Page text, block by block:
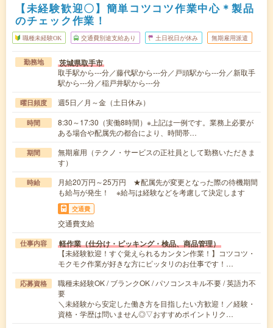
【未経験歓迎〇】簡単コツコツ作業中心＊製品
のチェック作業！
職種未経験OK 交通費別途支給あり 土日祝日が休み 無期雇用派遣
勤務地 茨城県取手市
取手駅から---分／藤代駅から---分／戸頭駅から---分／新取手
駅から---分／稲戸井駅から---分
曜日頻度 週5日／月～金（土日休み）
時間
8:30～17:30（実働8時間）※上記は一例です。業務上必要が
ある場合や配属先の都合により、時間帯…
期間
無期雇用（テクノ・サービスの正社員として勤務いただきま
す）
時給
月給20万円～25万円 ★配属先が変更となった際の待機期間
も給与が発生！ ※給与は経験などを考慮して決定します
交通費
交通費支給
仕事内容 軽作業（仕分け・ピッキング・検品、商品管理）
【未経験歓迎！すぐ覚えられるカンタン作業！】コツコツ・
モクモク作業が好きな方にピッタリのお仕事です！…
応募資格
職種未経験OK / ブランクOK / パソコンスキル不要 / 英語力不
要
＼未経験から安定した働き方を目指したい方歓迎！／経験・
資格・学歴は問いません◎▽おすすめポイントリク…